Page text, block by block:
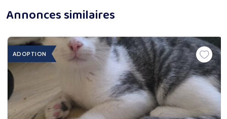
Annonces similaires
ADOPTION